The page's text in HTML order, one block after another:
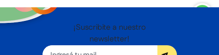
¡Suscribite a nuestro
newsletter!